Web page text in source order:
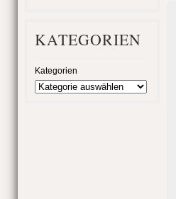
KATEGORIEN
Kategorien